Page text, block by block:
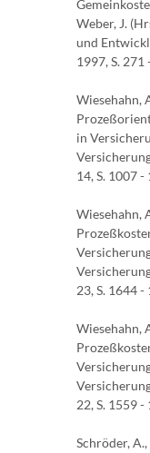
Weber, J.
und
1997, S. 271
Wiesehahn,
in
14, S. 1007 -
Wiesehahn,
23, S. 1644 -
Wiesehahn,
22, S. 1559 -
Schröder,